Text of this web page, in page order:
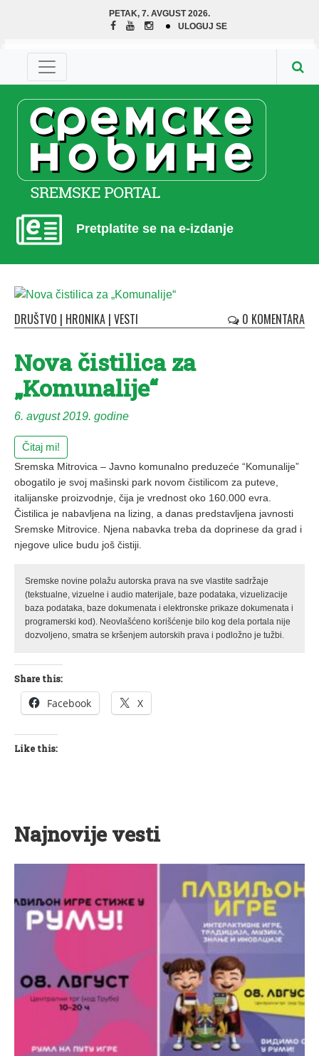
PETAK, 7. AVGUST 2026.
ULOGUJ SE
Pretplatite se na e-izdanje
DRUŠTVO | HRONIKA | VESTI 0 KOMENTARA
Nova čistilica za
„Komunalije“
6. avgust 2019. godine
Čitaj mi!
Sremska Mitrovica – Javno komunalno preduzeće “Komunalije”
obogatilo je svoj mašinski park novom čistilicom za puteve,
italijanske proizvodnje, čija je vrednost oko 160.000 evra.
Čistilica je nabavljena na lizing, a danas predstavljena javnosti
Sremske Mitrovice. Njena nabavka treba da doprinese da grad i
njegove ulice budu još čistiji.
Sremske novine polažu autorska prava na sve vlastite sadržaje
(tekstualne, vizuelne i audio materijale, baze podataka, vizuelizacije
baza podataka, baze dokumenata i elektronske prikaze dokumenata i
programerski kod). Neovlašćeno korišćenje bilo kog dela portala nije
dozvoljeno, smatra se kršenjem autorskih prava i podložno je tužbi.
Share this:
Facebook X
Like this:
Najnovije vesti